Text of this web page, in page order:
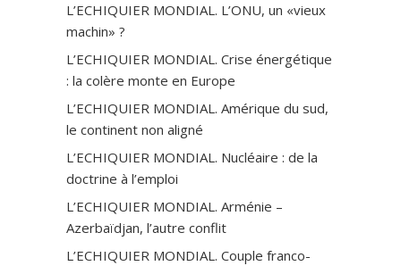
L’ECHIQUIER MONDIAL. L’ONU, un «vieux
machin» ?
L’ECHIQUIER MONDIAL. Crise énergétique
: la colère monte en Europe
L’ECHIQUIER MONDIAL. Amérique du sud,
le continent non aligné
L’ECHIQUIER MONDIAL. Nucléaire : de la
doctrine à l’emploi
L’ECHIQUIER MONDIAL. Arménie –
Azerbaïdjan, l’autre conflit
L’ECHIQUIER MONDIAL. Couple franco-